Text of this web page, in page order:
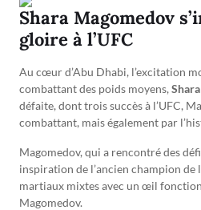
Shara Magomedov
gloire à l’UFC
Au cœur d’Abu Dhabi, l’excitation
combattant des poids moyens,
défaite, dont trois succès à l’UFC,
combattant, mais également par
Magomedov, qui a rencontré des
inspiration de l’ancien champion de
martiaux mixtes avec un œil
Magomedov.